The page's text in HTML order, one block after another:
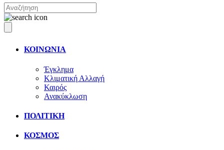
ΚΟΙΝΩΝΙΑ
Έγκλημα
Κλιματική Αλλαγή
Καιρός
Ανακύκλωση
ΠΟΛΙΤΙΚΗ
ΚΟΣΜΟΣ